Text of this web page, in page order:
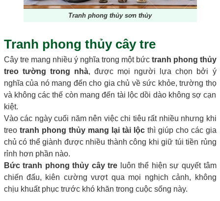
Tranh phong thủy sơn thủy
Tranh phong thủy cây tre
Cây tre mang nhiều ý nghĩa trong một bứctranh phong thủy
treo tường trong nhà, được mọi người lựa chọn bởi ý
nghĩa của nó mang đến cho gia chủ về sức khỏe, trường thọ
và không các thế còn mang đến tài lộc dồi dào không sợ cạn
kiệt.
Vào các ngày cuối năm nên việc chi tiêu rất nhiều nhưng khi
treo tranh phong thủy mang lại tài lộcthì giúp cho các gia
chủ có thể giành được nhiều thành công khi giữ túi tiền rủng
rỉnh hơn phần nào.
Bức tranh phong thủy cây tre
luôn thể hiện sự quyết tâm
chiến đấu, kiên cường vượt qua mọi nghịch cảnh, không
chịu khuất phục trước khó khăn trong cuộc sống này.